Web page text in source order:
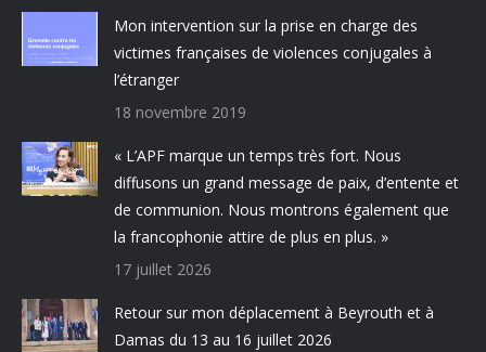
Mon intervention sur la prise en charge des
victimes françaises de violences conjugales à
l’étranger
18 novembre 2019
« L’APF marque un temps très fort. Nous
diffusons un grand message de paix, d’entente et
de communion. Nous montrons également que
la francophonie attire de plus en plus. »
17 juillet 2026
Retour sur mon déplacement à Beyrouth et à
Damas du 13 au 16 juillet 2026